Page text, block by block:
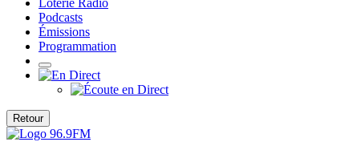
Loterie Radio
Podcasts
Émissions
Programmation
Retour